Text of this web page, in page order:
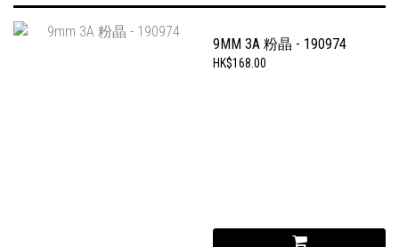
9MM 3A 粉晶 - 190974
HK$168.00